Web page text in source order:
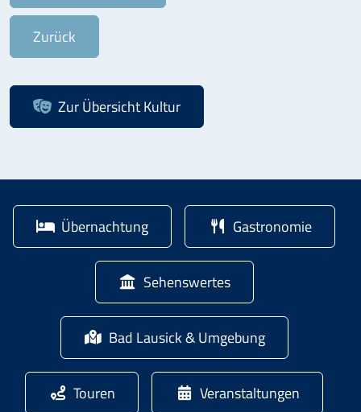
Zurück
Zur ÜbersichtKultur
Übernachtung Gastronomie
Sehenswertes
Bad Lausick & Umgebung
Touren Veranstaltungen